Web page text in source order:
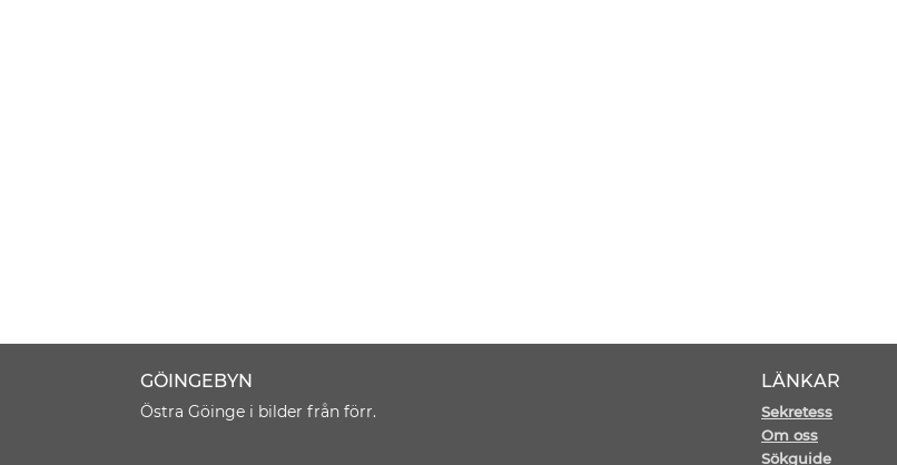
GÖINGEBYN
Östra Göinge i bilder från förr.
LÄNKAR
Sekretess
Om oss
Sökguide